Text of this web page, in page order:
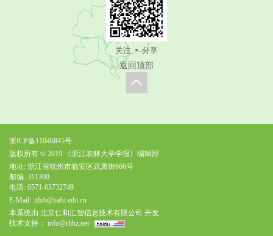
关注
分享
返回顶部
浙ICP备11046845号
版权所有 © 2019 《浙江农林大学学报》编辑部
地址: 浙江省杭州市临安区武肃街666号
邮编: 311300
电话: 0571-63732749
E-Mail: :zlxb@zafu.edu.cn
本系统由 北京仁和汇智信息技术有限公司 开发
技术支持： info@rhhz.net